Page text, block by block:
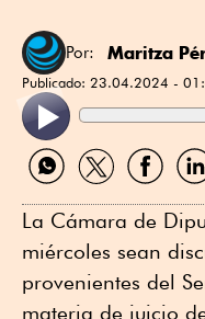
Por: Maritza
Publicado: 23.04.2024 -
Compartir
por
Compartir
por
Compartir
por
por
La Cámara de
miércoles sean
provenientes del
materia de juicio